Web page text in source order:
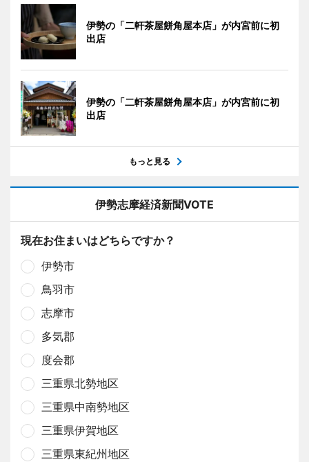
伊勢の「二軒茶屋餅角屋本店」が内宮前に初
出店
伊勢の「二軒茶屋餅角屋本店」が内宮前に初
出店
もっと見る
伊勢志摩経済新聞VOTE
現在お住まいはどちらですか？
伊勢市
鳥羽市
志摩市
多気郡
度会郡
三重県北勢地区
三重県中南勢地区
三重県伊賀地区
三重県東紀州地区